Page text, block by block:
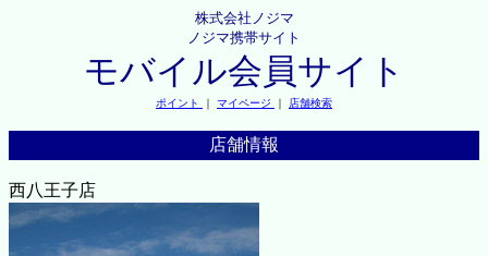
株式会社ノジマ
ノジマ携帯サイト
モバイル会員サイト
ポイント ｜ マイページ ｜ 店舗検索
店舗情報
西八王子店